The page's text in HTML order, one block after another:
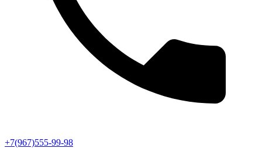
+7(967)555-99-98